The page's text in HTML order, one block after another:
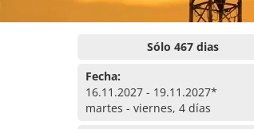
Sólo 467 dias
Fecha:
16.11.2027 - 19.11.2027*
martes - viernes, 4 días